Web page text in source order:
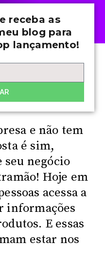
receba as
blog para
lançamento!
e não tem
é sim,
seu negócio
Hoje em
acessa a
informações
E essas
estar nos